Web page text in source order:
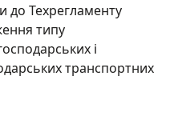
до Техрегламенту
типу
і
транспортних